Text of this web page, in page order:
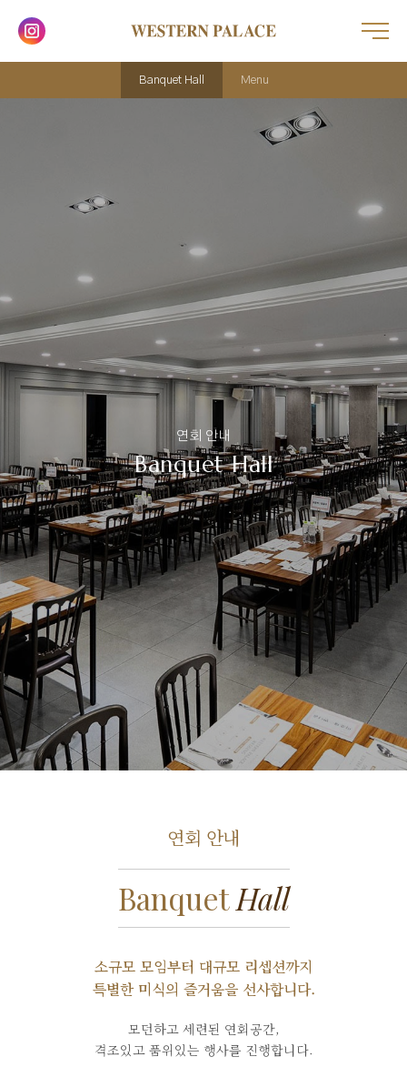
Banquet Hall Menu
연회 안내
Banquet Hall
연회 안내
Banquet Hall
소규모 모임부터 대규모 리셉션까지
특별한 미식의 즐거움을 선사합니다.
모던하고 세련된 연회공간,
격조있고 품위있는 행사를 진행합니다.